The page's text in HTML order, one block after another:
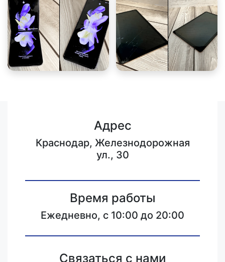
Адрес
Краснодар, Железнодорожная
ул., 30
Время работы
Ежедневно, с 10:00 до 20:00
Связаться с нами